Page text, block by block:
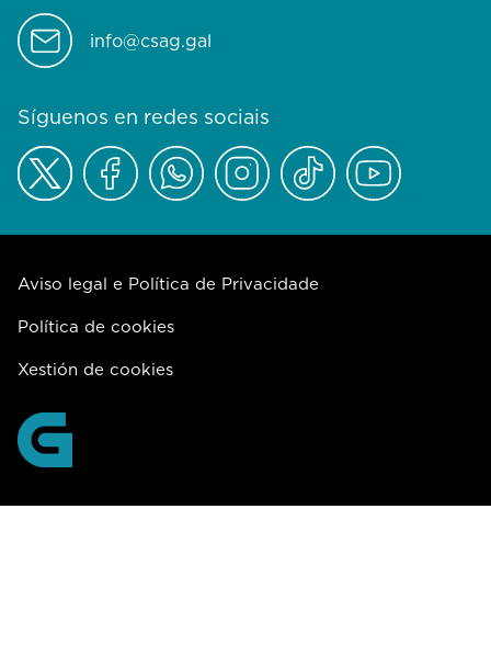
info@csag.gal
Síguenos en redes sociais
Aviso legal e Política de Privacidade
Política de cookies
Xestión de cookies